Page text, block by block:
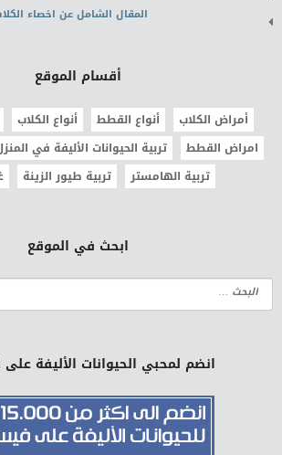
المقال الشامل عن اخصاء
أقسام الموقع
أمراض الكلاب أنواع القطط أنواع الكلاب
امراض القطط
تربية الحيوانات الأليفة في
تربية الهامستر
تربية طيور الزينة
ابحث في الموقع
انضم لمحبي الحيوانات الأليفة